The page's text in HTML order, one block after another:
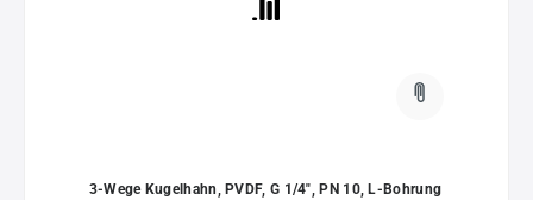
3-Wege Kugelhahn, PVDF, G 1/4", PN 10, L-Bohrung